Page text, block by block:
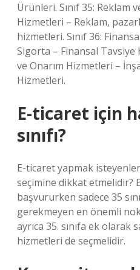
Ürünleri. Sınıf 35: Reklam
Hizmetleri – Reklam,
hizmetleri. Sınıf 36:
Sigorta – Finansal Tavsiye
ve Onarım Hizmetleri –
Hizmetleri.
E-ticaret için
sınıfı?
E-ticaret yapmak isteyenler
seçimine dikkat etmelidir?
başvururken sadece 35
gerekmeyen en önemli
ayrıca 35. sınıfa ek olarak
hizmetleri de seçmelidir.